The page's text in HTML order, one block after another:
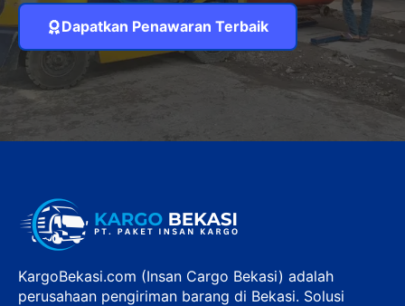
Dapatkan Penawaran Terbaik
KargoBekasi.com (Insan Cargo Bekasi) adalah
perusahaan pengiriman barang di Bekasi. Solusi